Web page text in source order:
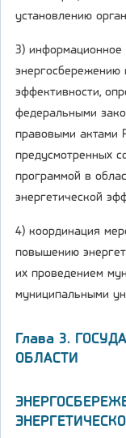
установлению
3) информационное
энергосбережению
эффективности,
федеральными
правовыми актами
предусмотренных
программой в
энергетической
4) координация
повышению
их проведением
муниципальными
Глава 3.
ОБЛАСТИ